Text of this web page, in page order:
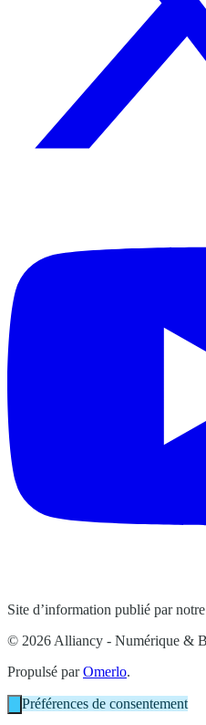
Site d’information publié par
© 2026 Alliancy - Numérique &
Propulsé parOmerlo.
Préférences de consentement